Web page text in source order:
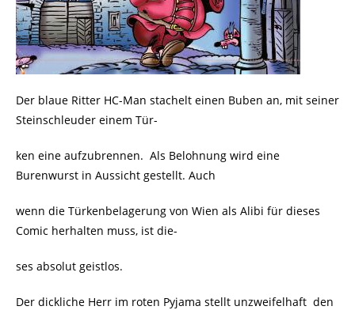
Der blaue Ritter HC-Man stachelt einen Buben an, mit seiner
Steinschleuder einem Tür-
ken eine aufzubrennen. Als Belohnung wird eine
Burenwurst in Aussicht gestellt. Auch
wenn die Türkenbelagerung von Wien als Alibi für dieses
Comic herhalten muss, ist die-
ses absolut geistlos.
Der dickliche Herr im roten Pyjama stellt unzweifelhaft den